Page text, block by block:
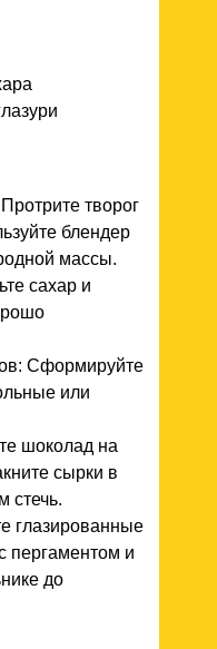
творог
блендер
массы.
сахар и
Сформируйте
или
шоколад на
сырки в
стечь.
глазированные
пергаментом и
до